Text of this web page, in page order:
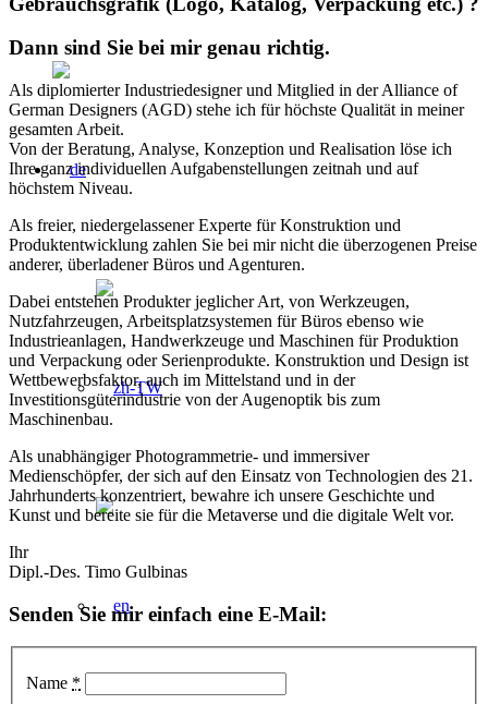
Dann sind Sie bei mir genau richtig.
Als diplomierter Industriedesigner und Mitglied in der Alliance of
German Designers (AGD) stehe ich für höchste Qualität in meiner
gesamten Arbeit.
Von der Beratung, Analyse, Konzeption und Realisation löse ich
Ihre ganz individuellen Aufgabenstellungen zeitnah und auf
höchstem Niveau.
Als freier, niedergelassener Experte für Konstruktion und
Produktentwicklung zahlen Sie bei mir nicht die überzogenen Preise
anderer, überladener Büros und Agenturen.
Dabei entstehen Produkter jeglicher Art, von Werkzeugen,
Nutzfahrzeugen, Arbeitsplatzsystemen für Büros ebenso wie
Industrieanlagen, Handwerkzeuge und Maschinen für Produktion
und Verpackung oder Serienprodukte. Konstruktion und Design ist
Wettbewerbsfaktor, auch im Mittelstand und in der
Investitionsgüterindustrie von der Augenoptik bis zum
Maschinenbau.
Als unabhängiger Photogrammetrie- und immersiver
Medienschöpfer, der sich auf den Einsatz von Technologien des 21.
Jahrhunderts konzentriert, bewahre ich unsere Geschichte und
Kunst und bereite sie für die Metaverse und die digitale Welt vor.
Ihr
Dipl.-Des. Timo Gulbinas
Senden Sie mir einfach eine E-Mail:
Name *